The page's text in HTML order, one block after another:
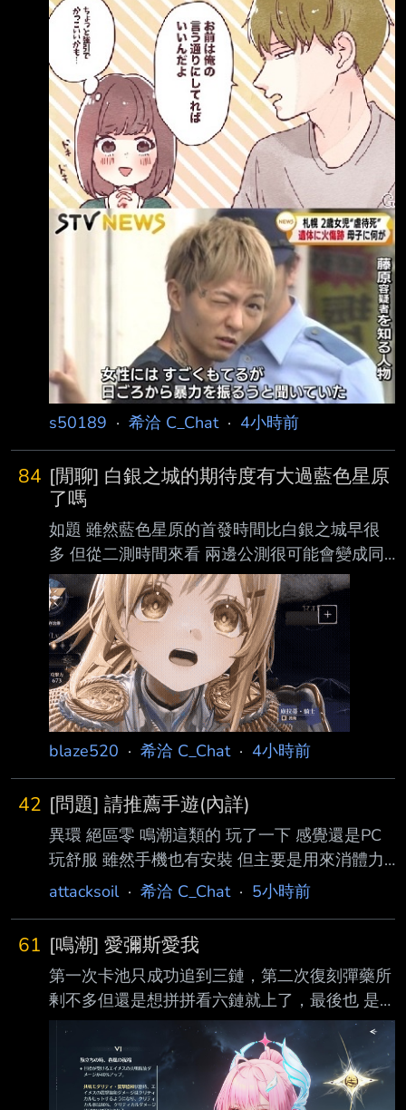
友：
https://x.com/numamatougenzi/status/2086072
254996373563?s=61 「Q. 性格差到要死的人
好像全都結婚了，他們到底是怎麼結得了婚的？
A. 就是因為性格差到要死。」
https://i.imgur.com/HfhpvDO.jpeg 上圖 妳照著
我說的做就好 雖然有點強硬
s50189 · 希洽 C_Chat· 4小時前
84 [閒聊] 白銀之城的期待度有大過藍色星原
了嗎
如題 雖然藍色星原的首發時間比白銀之城早很
多 但從二測時間來看 兩邊公測很可能會變成同
期的關係 雖然藍色星頂著黃雞之名從一開始就
獲得了紳士的關注 但從兩邊二測的討論度來看
白銀之城感覺聲勢已經超過藍色星原了? 就算撇
除掉那個起節奏的短褲騎士團不提 不管是對於
角色(兔子騎士紅薔薇灰姑娘女僕醫生) 還是對於
故事 世界觀 都有比較踴躍的討論 反過來看藍色
星原 我印象中都是在討論奇波農不農 胖次色不
色 角色都在討論奶子 故事 世界觀感覺大家也都
直接有共識不是賣點 網路上的評測對藍色星原
也是有吸引人的點 未來可期之
blaze520 · 希洽 C_Chat· 4小時前
42 [問題] 請推薦手遊(內詳)
異環 絕區零 鳴潮這類的 玩了一下 感覺還是PC
玩舒服 雖然手機也有安裝 但主要是用來消體力/
解每日 真的要在手機上玩 感覺所謂2遊 個人都
之前有玩得開心的 主要是 寶可夢冠軍 卡厄思
SV MD 前陣子因為較忙 除了寶可冠 剛好都沒玩
了 現在在想找一款重新下載回來玩 這幾款近況
推薦嗎? 或者有其他推薦嗎? 也沒有一定要對戰
遊戲 也考慮要不要入坑馬娘坐牢 -- 真的 絕區我
手機玩真的很痛苦 也是 有點懷念== 之前我好像
是主戰都抽不到rage quit lol
attacksoil· 希洽 C_Chat· 5小時前
61 [鳴潮] 愛彌斯愛我
第一次卡池只成功追到三鏈，第二次復刻彈藥所
剰不多但還是想拼拼看六鏈就上了，最後也 是
成功迎接第一位滿鏈的角色！
https://i.imgur.com/rieAUlu.jpeg
https://i.imgur.com/ALabnfD.png
https://i.imgur.com/BXm0ztI.png 小愛我好喜歡